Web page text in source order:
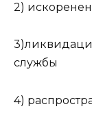
2)
службы
4)